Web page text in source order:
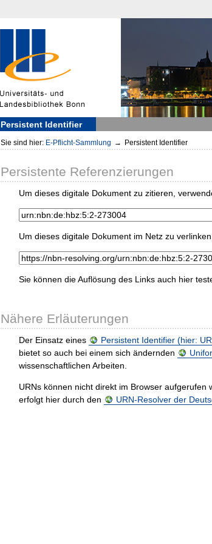
Persistent Identifier
Sie sind hier: E-Pflicht-Sammlung → Persistent Identifier
Persistente Referenzierungen
Um dieses digitale Dokument zu zitieren,
Um dieses digitale Dokument im Netz zu
Sie können die Auflösung des Links auch hier
Nähere Erläuterungen
Der Einsatz eines Persistent Identifier (hier:
bietet so auch bei einem sich ändernden
wissenschaftlichen Arbeiten.
URNs können nicht direkt im Browser
erfolgt hier durch den
URN-Resolver der